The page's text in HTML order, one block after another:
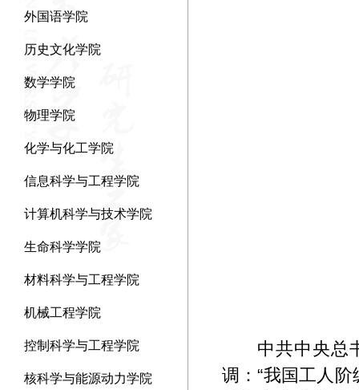
外国语学院
历史文化学院
数学学院
物理学院
化学与化工学院
信息科学与工程学院
计算机科学与技术学院
生命科学学院
材料科学与工程学院
机械工程学院
控制科学与工程学院
核科学与能源动力学院
中共中央总
调：“我国工人